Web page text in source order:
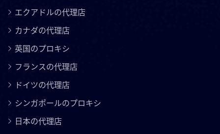
エクアドルの代理店
カナダの代理店
英国のプロキシ
フランスの代理店
ドイツの代理店
シンガポールのプロキシ
日本の代理店